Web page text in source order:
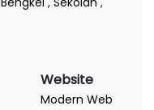
Website
Modern Web